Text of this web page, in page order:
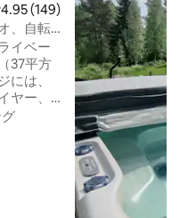
ビュー149件、5つ星中4.95つ
4.95 (149)
、自転
イベー
37平方
には、
ヤー、
ッチ